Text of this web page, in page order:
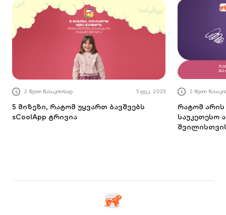
2 წუთი წასაკითხად 5 დეკ. 2025
5 მიზეზი, რატომ უყვართ ბავშვებს
sCoolApp ტრივია
2 წუთი
რატომ არის
საუკეთესო